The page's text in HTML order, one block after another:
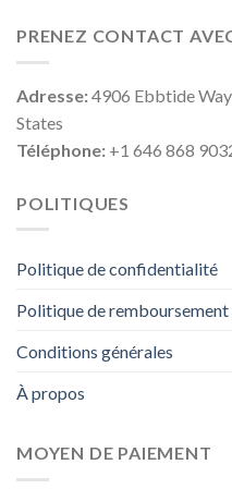
PRENEZ CONTACT
Adresse:4906 Ebbtide
States
Téléphone: +1 646 868
POLITIQUES
Politique de confidentialité
Politique de
Conditions générales
À propos
MOYEN DE PAIEMENT